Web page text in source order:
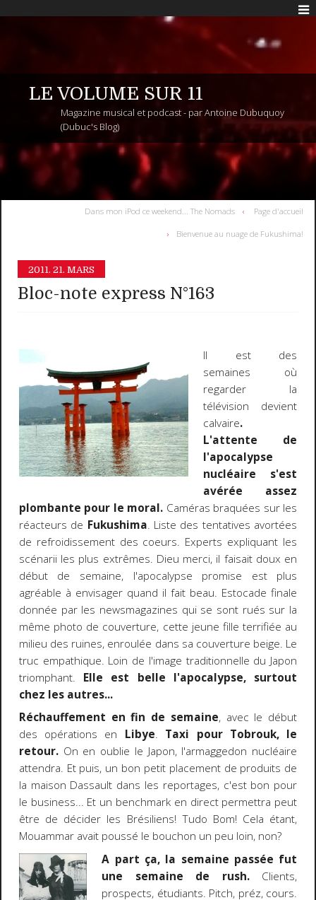
LE VOLUME SUR 11
Magazine musical et podcast - par Antoine Dubuquoy
(Dubuc's Blog)
Dans mon iPod ce weekend... The Nomads Page d'accueil
Bienvenue au nuage de Fukushima!
2011. 21. MARS
Bloc-note express N°163
Il est des
semaines où
regarder la
télévision devient
calvaire.
L'attente de
l'apocalypse
nucléaire s'est
avérée assez
plombante pour le moral. Caméras braquées sur les
réacteurs de Fukushima. Liste des tentatives avortées
de refroidissement des coeurs. Experts expliquant les
scénarii les plus extrêmes. Dieu merci, il faisait doux en
début de semaine, l'apocalypse promise est plus
agréable à envisager quand il fait beau. Estocade finale
donnée par les newsmagazines qui se sont rués sur la
même photo de couverture, cette jeune fille terrifiée au
milieu des ruines, enroulée dans sa couverture beige. Le
truc empathique. Loin de l'image traditionnelle du Japon
triomphant. Elle est belle l'apocalypse, surtout
chez les autres...
Réchauffement en fin de semaine, avec le début
des opérations en Libye. Taxi pour Tobrouk, le
retour.On en oublie le Japon, l'armaggedon nucléaire
attendra. Et puis, un bon petit placement de produits de
la maison Dassault dans les reportages, c'est bon pour
le business... Et un benchmark en direct permettra peut
être de décider les Brésiliens! Tudo Bom! Cela étant,
Mouammar avait poussé le bouchon un peu loin, non?
A part ça, la semaine passée fut
une semaine de rush.Clients,
prospects, étudiants. Pitch, préz, cours.